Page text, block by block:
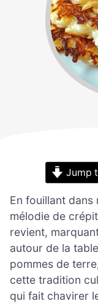
Jump
En fouillant dans
mélodie de
revient,
autour de la
pommes de
cette tradition
qui fait chavirer